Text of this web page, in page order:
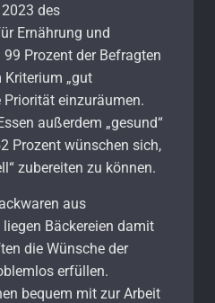
des
Ernährung und
Prozent der Befragten
Kriterium „gut
einzuräumen.
außerdem „gesund“
Prozent wünschen sich,
zubereiten zu können.
aus
Bäckereien damit
die Wünsche der
erfüllen.
bequem mit zur Arbeit